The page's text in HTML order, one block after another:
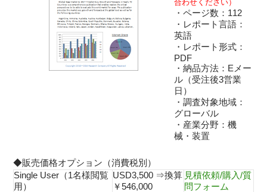
合わせください）
・ページ数：112
・レポート言語：
英語
・レポート形式：
PDF
・納品方法：Eメー
ル（受注後3営業
日）
・調査対象地域：
グローバル
・産業分野：機
械・装置
◆販売価格オプション（消費税別）
Single User（1名様閲覧
用）
USD3,500 ⇒換算
￥546,000
見積依頼/購入/質
問フォーム